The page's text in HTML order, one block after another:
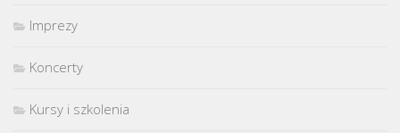
Imprezy
Koncerty
Kursy i szkolenia